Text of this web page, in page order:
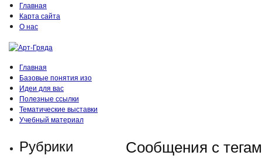
Главная
Карта сайта
О нас
Главная
Базовые понятия изо
Идеи для вас
Полезные ссылки
Тематические выставки
Учебный материал
Рубрики
Сообщения с